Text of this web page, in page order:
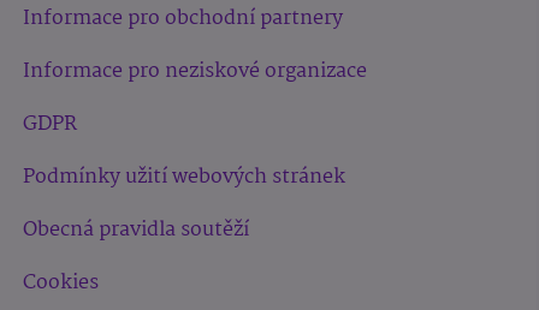
Informace pro obchodní partnery
Informace pro neziskové organizace
GDPR
Podmínky užití webových stránek
Obecná pravidla soutěží
Cookies